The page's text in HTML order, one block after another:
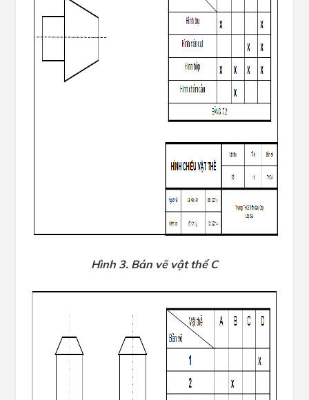
Hình 3. Bản vẽ vật thể C